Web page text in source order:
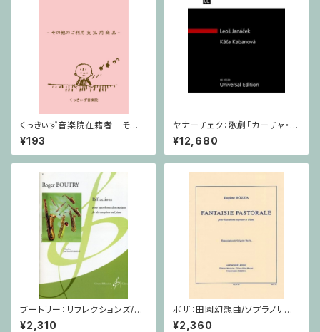
くっきぃず音楽院在籍者 その
他のご利用支払用商品 ５せん
ノート
¥193
ヤナーチェク：歌劇「カーチャ・カ
ヴァノヴァー」 / フルスコア
¥12,680
ブートリー：リフレクションズ/サ
クソフォーン・ピアノ
¥2,310
ボザ：田園幻想曲/ソプラノサク
ソフォーン・ピアノ
¥2,360